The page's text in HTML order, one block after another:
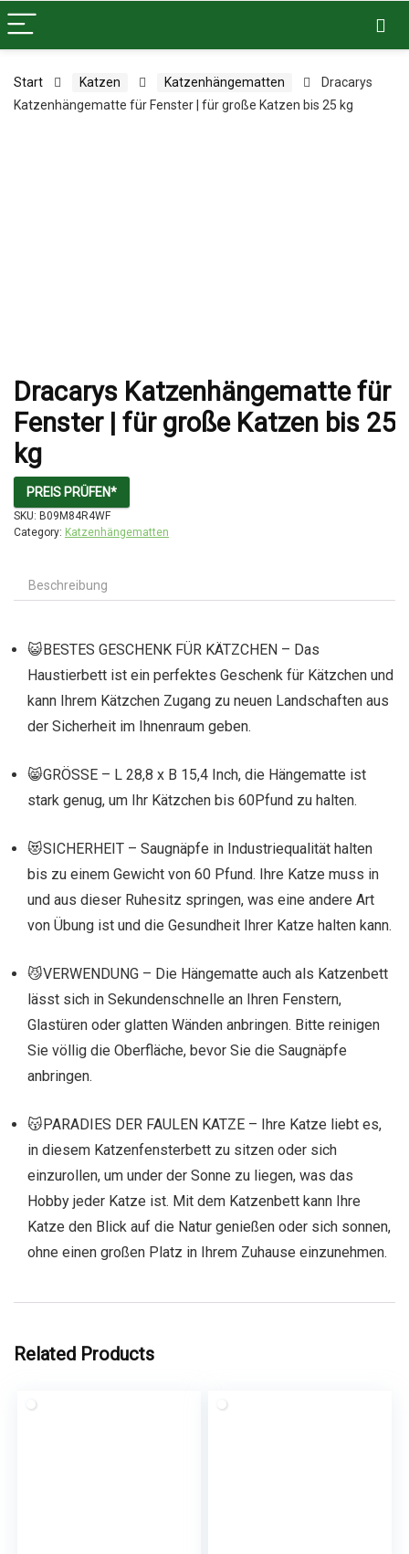
Start Katzen Katzenhängematten
Dracarys
Katzenhängematte für Fenster | für große Katzen bis 25 kg
Dracarys Katzenhängematte für
Fenster | für große Katzen bis 25
kg
PREIS PRÜFEN*
SKU: B09M84R4WF
Category: Katzenhängematten
Beschreibung
😺BESTES GESCHENK FÜR KÄTZCHEN – Das
Haustierbett ist ein perfektes Geschenk für Kätzchen und
kann Ihrem Kätzchen Zugang zu neuen Landschaften aus
der Sicherheit im Ihnenraum geben.
😸GRÖSSE – L 28,8 x B 15,4 Inch, die Hängematte ist
stark genug, um Ihr Kätzchen bis 60Pfund zu halten.
😻SICHERHEIT – Saugnäpfe in Industriequalität halten
bis zu einem Gewicht von 60 Pfund. Ihre Katze muss in
und aus dieser Ruhesitz springen, was eine andere Art
von Übung ist und die Gesundheit Ihrer Katze halten kann.
😼VERWENDUNG – Die Hängematte auch als Katzenbett
lässt sich in Sekundenschnelle an Ihren Fenstern,
Glastüren oder glatten Wänden anbringen. Bitte reinigen
Sie völlig die Oberfläche, bevor Sie die Saugnäpfe
anbringen.
😽PARADIES DER FAULEN KATZE – Ihre Katze liebt es,
in diesem Katzenfensterbett zu sitzen oder sich
einzurollen, um under der Sonne zu liegen, was das
Hobby jeder Katze ist. Mit dem Katzenbett kann Ihre
Katze den Blick auf die Natur genießen oder sich sonnen,
ohne einen großen Platz in Ihrem Zuhause einzunehmen.
Related Products